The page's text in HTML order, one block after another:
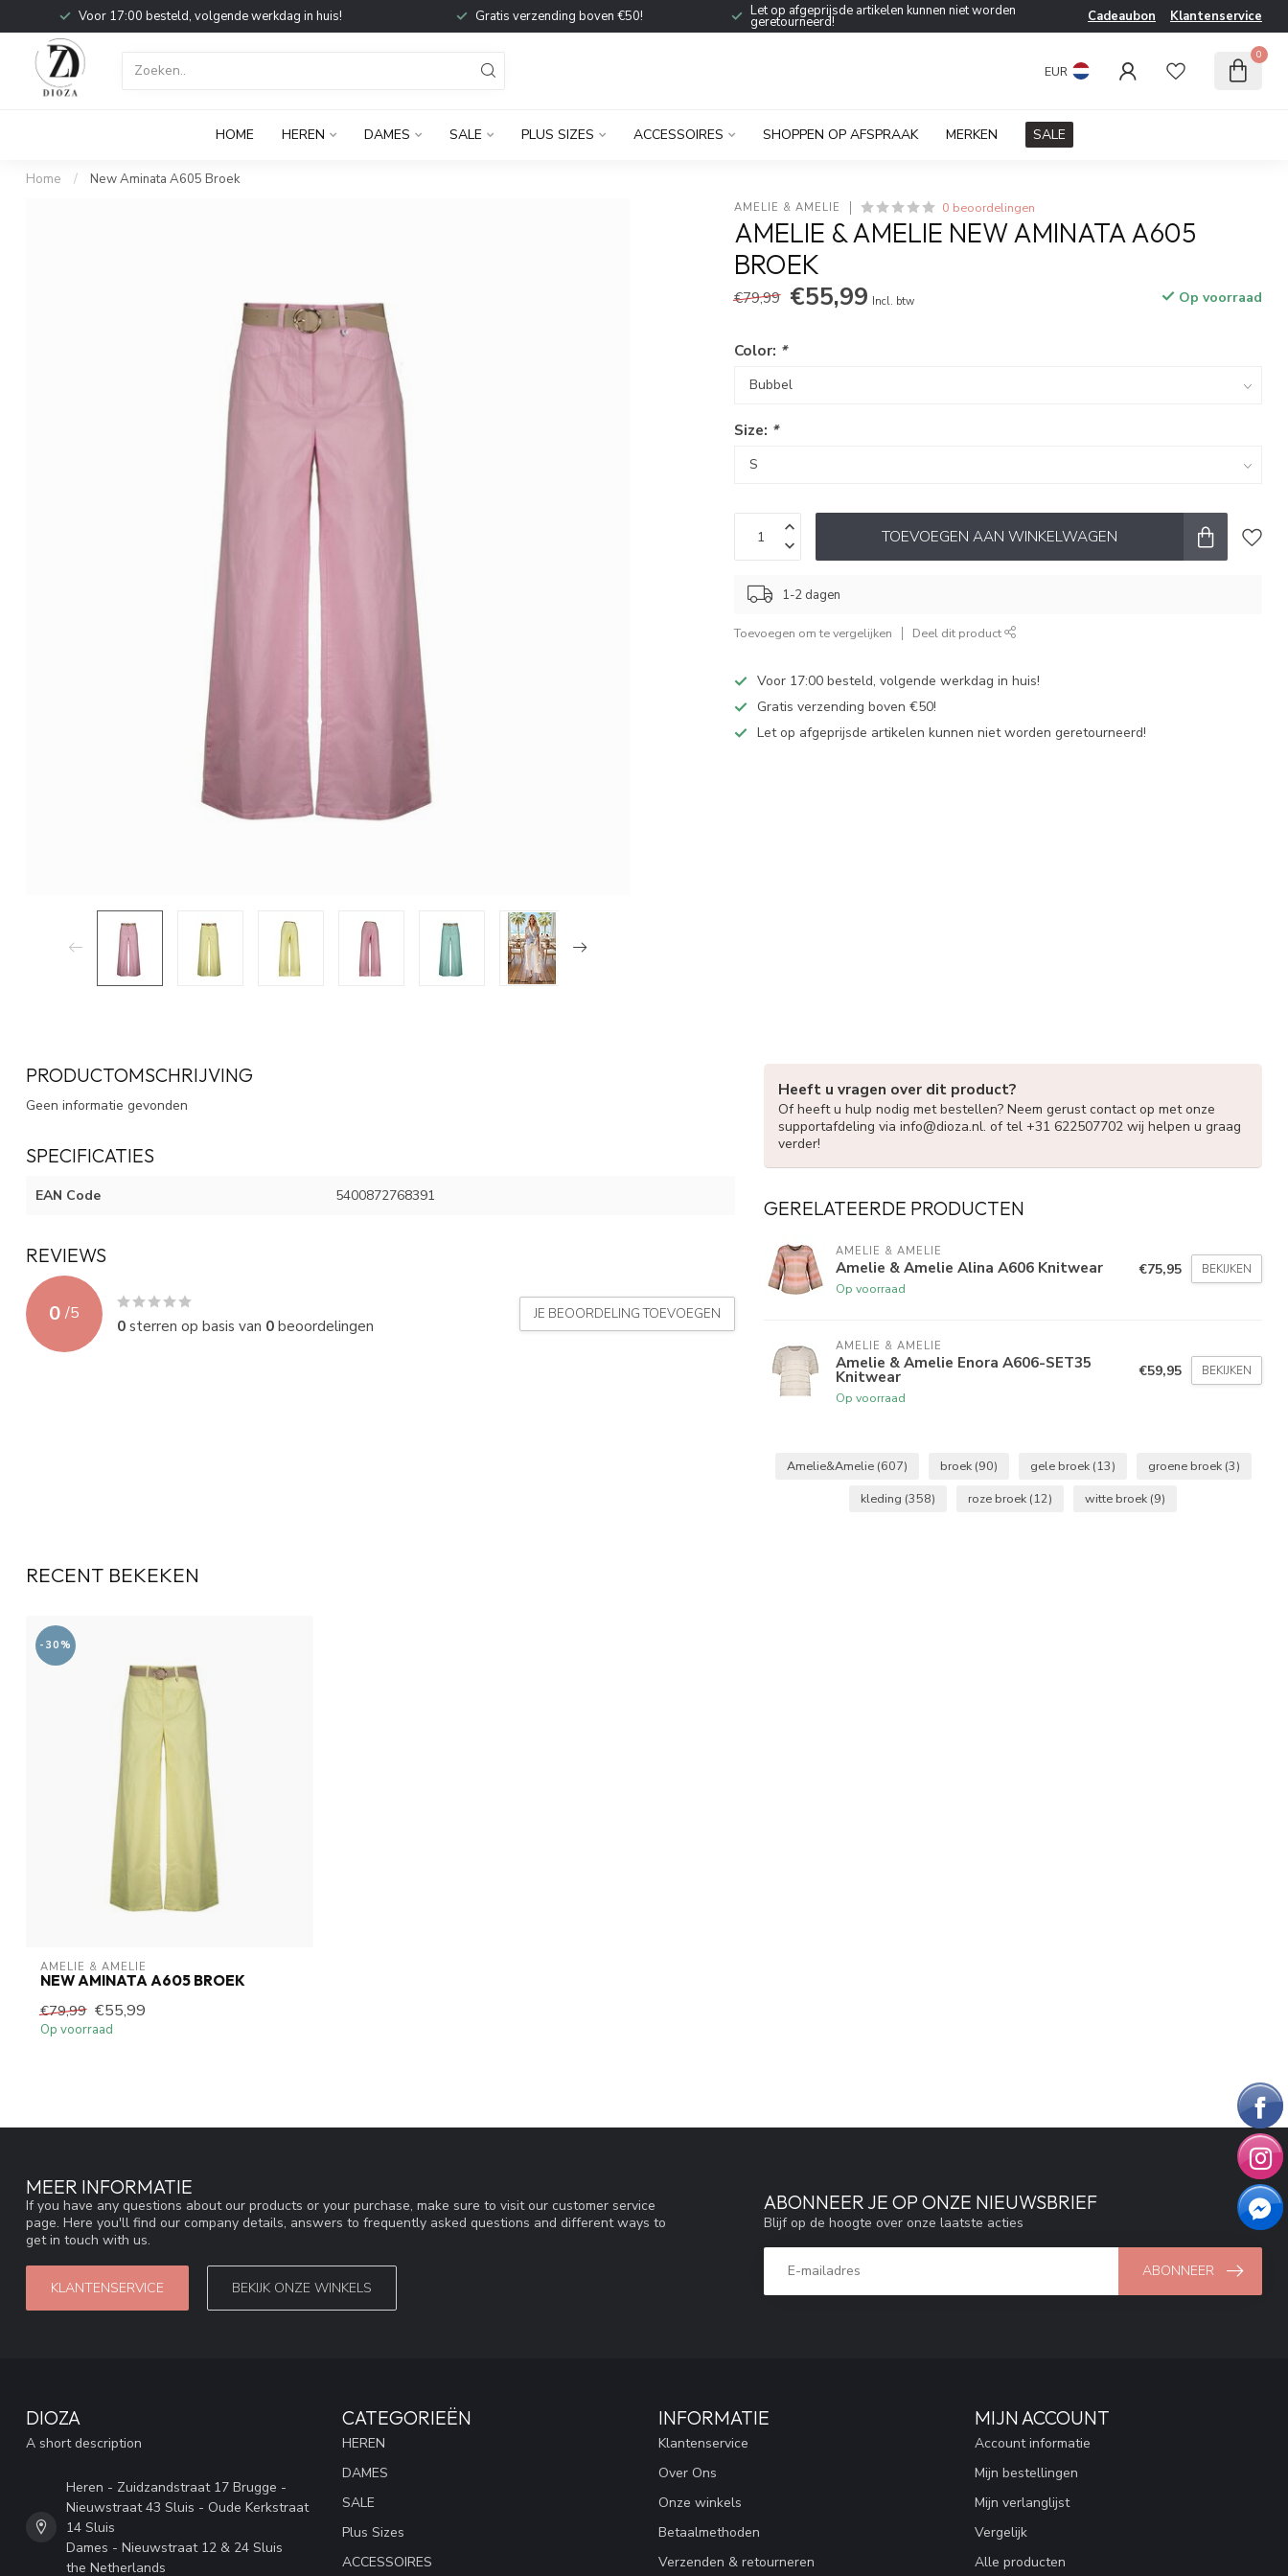
Voor 17:00 besteld, volgende werkdag in huis! Gratis verzending boven €50! Let op afgeprijsde artikelen kunnen niet worden
geretourneerd! Cadeaubon Klantenservice
EUR
0
HOME HEREN DAMES SALE PLUS SIZES ACCESSOIRES SHOPPEN OP AFSPRAAK MERKEN SALE
Home / New Aminata A605 Broek
AMELIE & AMELIE 0 beoordelingen
AMELIE & AMELIE NEW AMINATA A605
BROEK
€79,99 €55,99 Incl. btw Op voorraad
Color: *
Size: *
TOEVOEGEN AAN WINKELWAGEN
1-2 dagen
Toevoegen om te vergelijken Deel dit product
Voor 17:00 besteld, volgende werkdag in huis!
Gratis verzending boven €50!
Let op afgeprijsde artikelen kunnen niet worden geretourneerd!
PRODUCTOMSCHRIJVING
Geen informatie gevonden
SPECIFICATIES
EAN Code 5400872768391
REVIEWS
0 /5
0sterren op basis van 0beoordelingen
JE BEOORDELING TOEVOEGEN
Heeft u vragen over dit product?
Of heeft u hulp nodig met bestellen? Neem gerust contact op met onze
supportafdeling via info@dioza.nl. of tel +31 622507702 wij helpen u graag
verder!
GERELATEERDE PRODUCTEN
AMELIE & AMELIE
Amelie & Amelie Alina A606 Knitwear
Op voorraad
€75,95 BEKIJKEN
AMELIE & AMELIE
Amelie & Amelie Enora A606-SET35
Knitwear
Op voorraad
€59,95 BEKIJKEN
Amelie&Amelie (607) broek (90) gele broek (13) groene broek (3)
kleding (358) roze broek (12) witte broek (9)
RECENT BEKEKEN
-30%
AMELIE & AMELIE
NEW AMINATA A605 BROEK
€79,99 €55,99
Op voorraad
MEER INFORMATIE
If you have any questions about our products or your purchase, make sure to visit our customer service
page. Here you'll find our company details, answers to frequently asked questions and different ways to
get in touch with us.
KLANTENSERVICE BEKIJK ONZE WINKELS
ABONNEER JE OP ONZE NIEUWSBRIEF
Blijf op de hoogte over onze laatste acties
ABONNEER
DIOZA
A short description
Heren - Zuidzandstraat 17 Brugge -
Nieuwstraat 43 Sluis - Oude Kerkstraat
14 Sluis
Dames - Nieuwstraat 12 & 24 Sluis
the Netherlands
CATEGORIEËN
HEREN
DAMES
SALE
Plus Sizes
ACCESSOIRES
INFORMATIE
Klantenservice
Over Ons
Onze winkels
Betaalmethoden
Verzenden & retourneren
MIJN ACCOUNT
Account informatie
Mijn bestellingen
Mijn verlanglijst
Vergelijk
Alle producten